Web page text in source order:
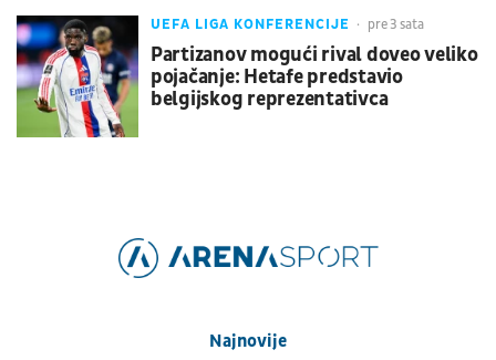
UEFA LIGA KONFERENCIJE pre 3 sata
Partizanov mogući rival doveo veliko
pojačanje: Hetafe predstavio
belgijskog reprezentativca
Najnovije